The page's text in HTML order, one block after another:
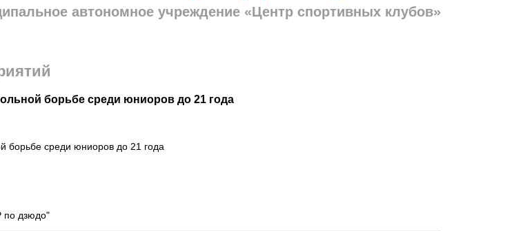
автономное учреждение «Центр спортивных клубов»
борьбе среди юниоров до 21 года
борьбе среди юниоров до 21 года
дзюдо"